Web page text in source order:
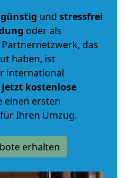
und stressfrei
oder als
Partnernetzwerk, das
haben, ist
international
jetzt kostenlose
einen ersten
Ihren Umzug.
erhalten